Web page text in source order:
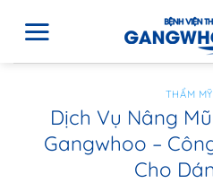
THẨM
Dịch Vụ Nâng
Gangwhoo –
Cho